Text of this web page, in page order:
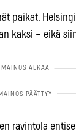
paikat.
kaksi – eikä
ravintola